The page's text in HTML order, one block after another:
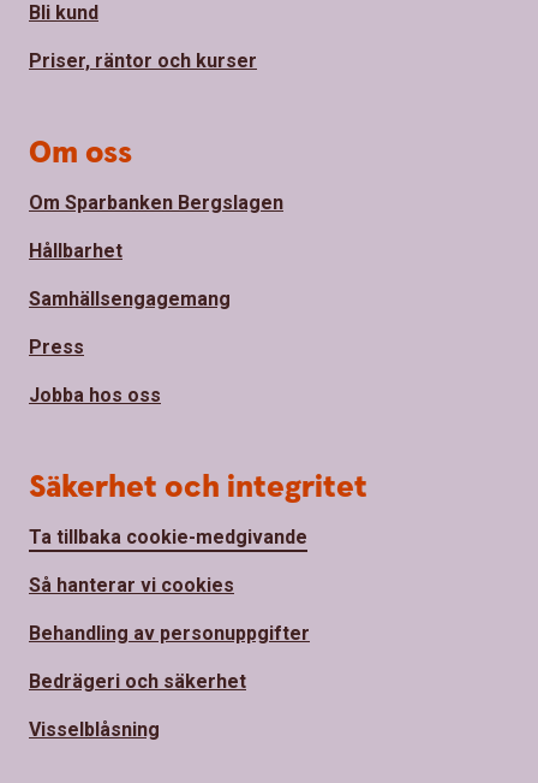
Bli kund
Priser, räntor och kurser
Om oss
Om Sparbanken Bergslagen
Hållbarhet
Samhällsengagemang
Press
Jobba hos oss
Säkerhet och integritet
Ta tillbaka cookie-medgivande
Så hanterar vi cookies
Behandling av personuppgifter
Bedrägeri och säkerhet
Visselblåsning